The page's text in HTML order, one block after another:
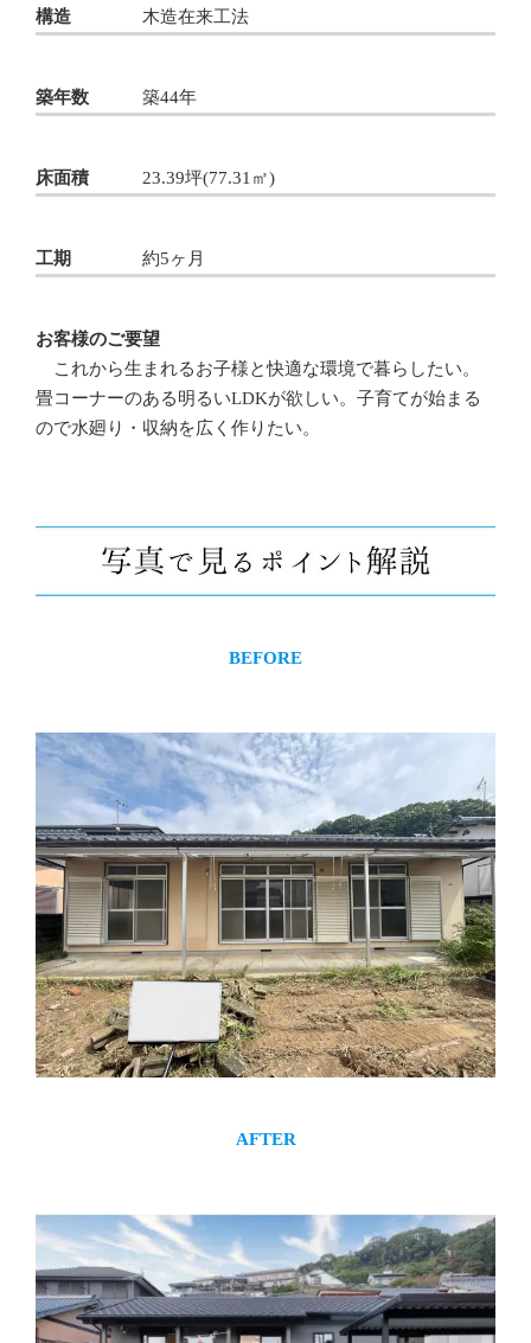
構造 木造在来工法
築年数 築44年
床面積23.39坪(77.31㎡)
工期 約5ヶ月
お客様のご要望
これから生まれるお子様と快適な環境で暮らしたい。
畳コーナーのある明るいLDKが欲しい。子育てが始まる
ので水廻り・収納を広く作りたい。
BEFORE
AFTER